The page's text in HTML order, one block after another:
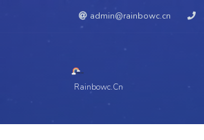
admin@rainbowc.cn
Rainbowc.cn